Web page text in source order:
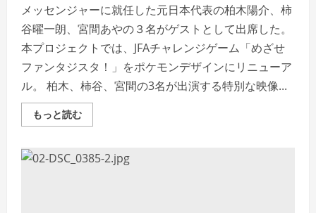
メッセンジャーに就任した元日本代表の柏木陽介、柿
谷曜一朗、宮間あやの３名がゲストとして出席した。
本プロジェクトでは、JFAチャレンジゲーム「めざせ
ファンタジスタ！」をポケモンデザインにリニューア
ル。 柏木、柿谷、宮間の3名が出演する特別な映像...
もっと読むRead
more
ポ
ケ